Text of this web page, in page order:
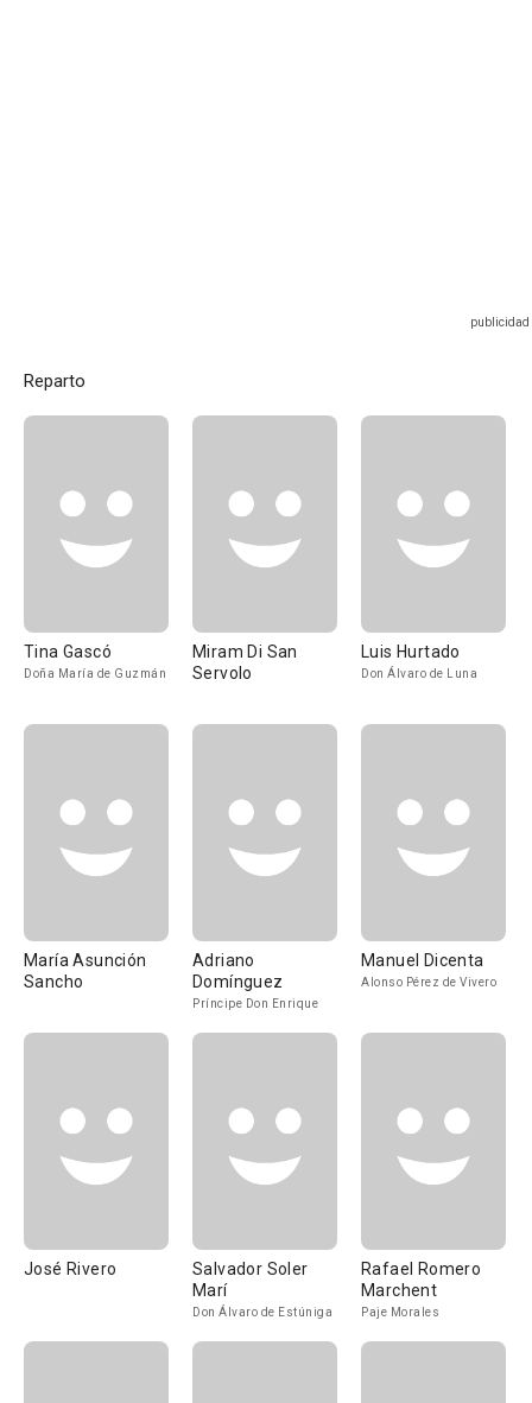
Reparto
Tina Gascó
Doña María de Guzmán
Miram Di San
Servolo
Luis Hurtado
Don Álvaro de Luna
María Asunción
Sancho
Adriano
Domínguez
Príncipe Don Enrique
Manuel Dicenta
Alonso Pérez de Vivero
José Rivero
Salvador Soler
Marí
Don Álvaro de Estúniga
Rafael Romero
Marchent
Paje Morales